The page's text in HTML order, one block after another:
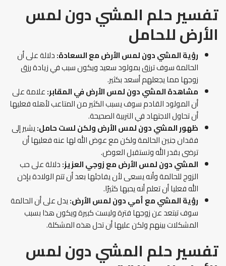
تفسير حلم المشي دون لمس
الأرض للحامل
رؤية المشي دون لمس الأرض مع السعادة:دلالة على أن
الحالمة سوف ترزق بمولود سعيد ويكون سبب في زيادة رزق
زوجها مما يجعلهم أسعد بكثير.
مشاهدة المشي دون لمس الأرض في المقابر:علامة على
أن المولود القادم سوف يسبب الكثير من المتاعب لأهله فعليها
أن تحاول الاجتهاد في التربية الصحيحة.
ظهور المشي دون لمس الأرض ولكن لست حامل:يشير إلى
فقدان جنين الحالمة ولكن مع عوض الله لها عنه فعليها أن
ترضى بقدر الله وتستقبل العوض.
المشي دون لمس الأرض مع زوجي العزيز:دلالة على حب
الزوج للحالمة وأنه يسعى لأن يفاجئها بعد أن تتم الولادة بإذن
الله فعليا أن تعلم أنه يحبها كثيرًا.
رؤية المشي مع أمي دون لمس الأرض:يدل على أن الحالمة
سوف تبتعد عن زوجها فترة وليست كبيرة ويكون هذا بسبب
المشكلات بينهم ولكن عليها أن تحل هذه المشكلة.
تفسير حلم المشي دون لمس